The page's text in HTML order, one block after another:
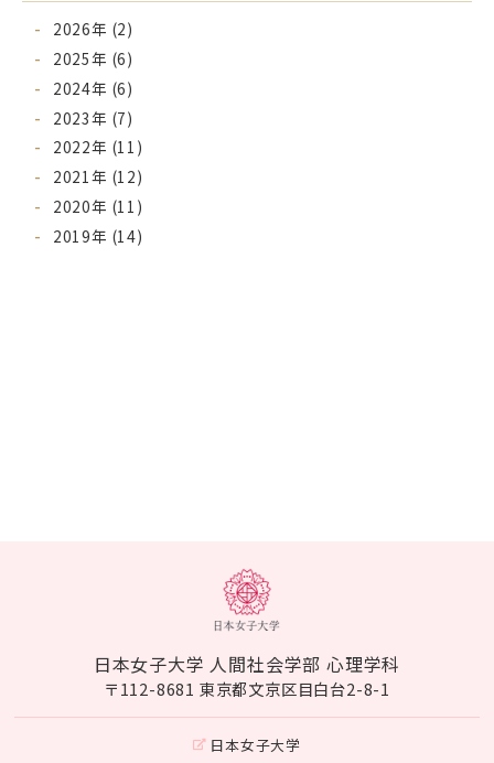
2026年 (2)
2025年 (6)
2024年 (6)
2023年 (7)
2022年 (11)
2021年 (12)
2020年 (11)
2019年 (14)
日本女子大学 人間社会学部 心理学科
〒112-8681 東京都文京区目白台2-8-1
日本女子大学